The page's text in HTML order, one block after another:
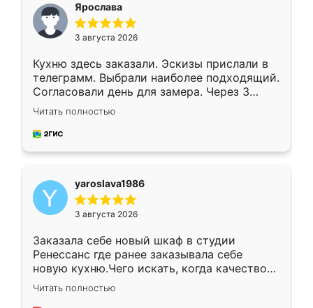
Ярослава
3 августа 2026
Кухню здесь заказали. Эскизы прислали в
телеграмм. Выбрали наиболее подходящий.
Согласовали день для замера. Через 3
недели кухня была уже готова. Остались
довольны работой. Спасибо Ренессанс
мебель за качественную работу!
Читать полностью
yaroslava1986
3 августа 2026
Заказала себе новый шкаф в студии
Ренессанс где ранее заказывала себе
новую кухню.Чего искать, когда качеством
вполне довольна. Служит кухня уже почти
два года, нареканий нет.
Читать полностью